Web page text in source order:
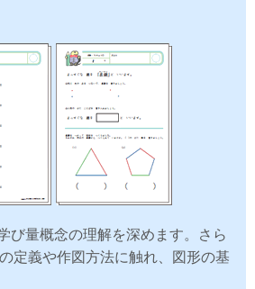
び量概念の理解を深めます。さら
定義や作図方法に触れ、図形の基